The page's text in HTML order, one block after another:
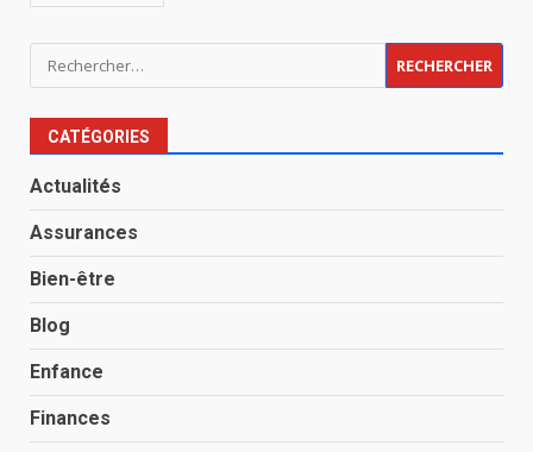
Rechercher :
CATÉGORIES
Actualités
Assurances
Bien-être
Blog
Enfance
Finances